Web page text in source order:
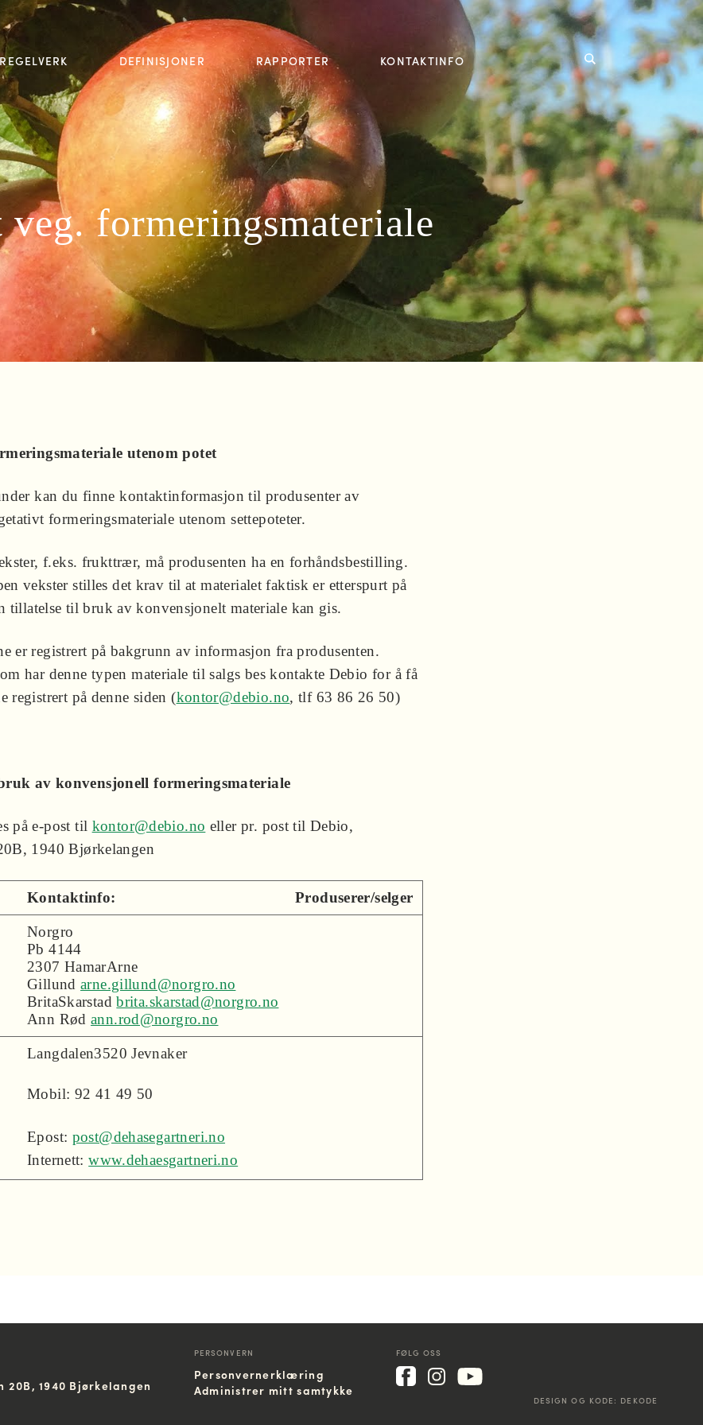
REGELVERK DEFINISJONER RAPPORTER KONTAKTINFO
veg. formeringsmateriale
utenom potet
kan du finne kontaktinformasjon til produsenter av
formeringsmateriale utenom settepoteter.
f.eks. frukttrær, må produsenten ha en forhåndsbestilling.
vekster stilles det krav til at materialet faktisk er etterspurt på
tillatelse til bruk av konvensjonelt materiale kan gis.
er registrert på bakgrunn av informasjon fra produsenten.
har denne typen materiale til salgs bes kontakte Debio for å få
registrert på denne siden (kontor@debio.no, tlf 63 86 26 50)
av konvensjonell formeringsmateriale
på e-post til kontor@debio.no eller pr. post til Debio,
1940 Bjørkelangen
Kontaktinfo: Produserer/selger
Norgro
Pb 4144
2307 HamarArne
Gillundarne.gillund@norgro.no
BritaSkarstadbrita.skarstad@norgro.no
Ann Rødann.rod@norgro.no
Langdalen3520 Jevnaker
Mobil: 92 41 49 50
Epost: post@dehasegartneri.no
Internett:www.dehaesgartneri.no
20B, 1940 Bjørkelangen
PERSONVERN
Personvernerklæring
Administrer mitt samtykke
FØLG OSS
DESIGN OG KODE: DEKODE